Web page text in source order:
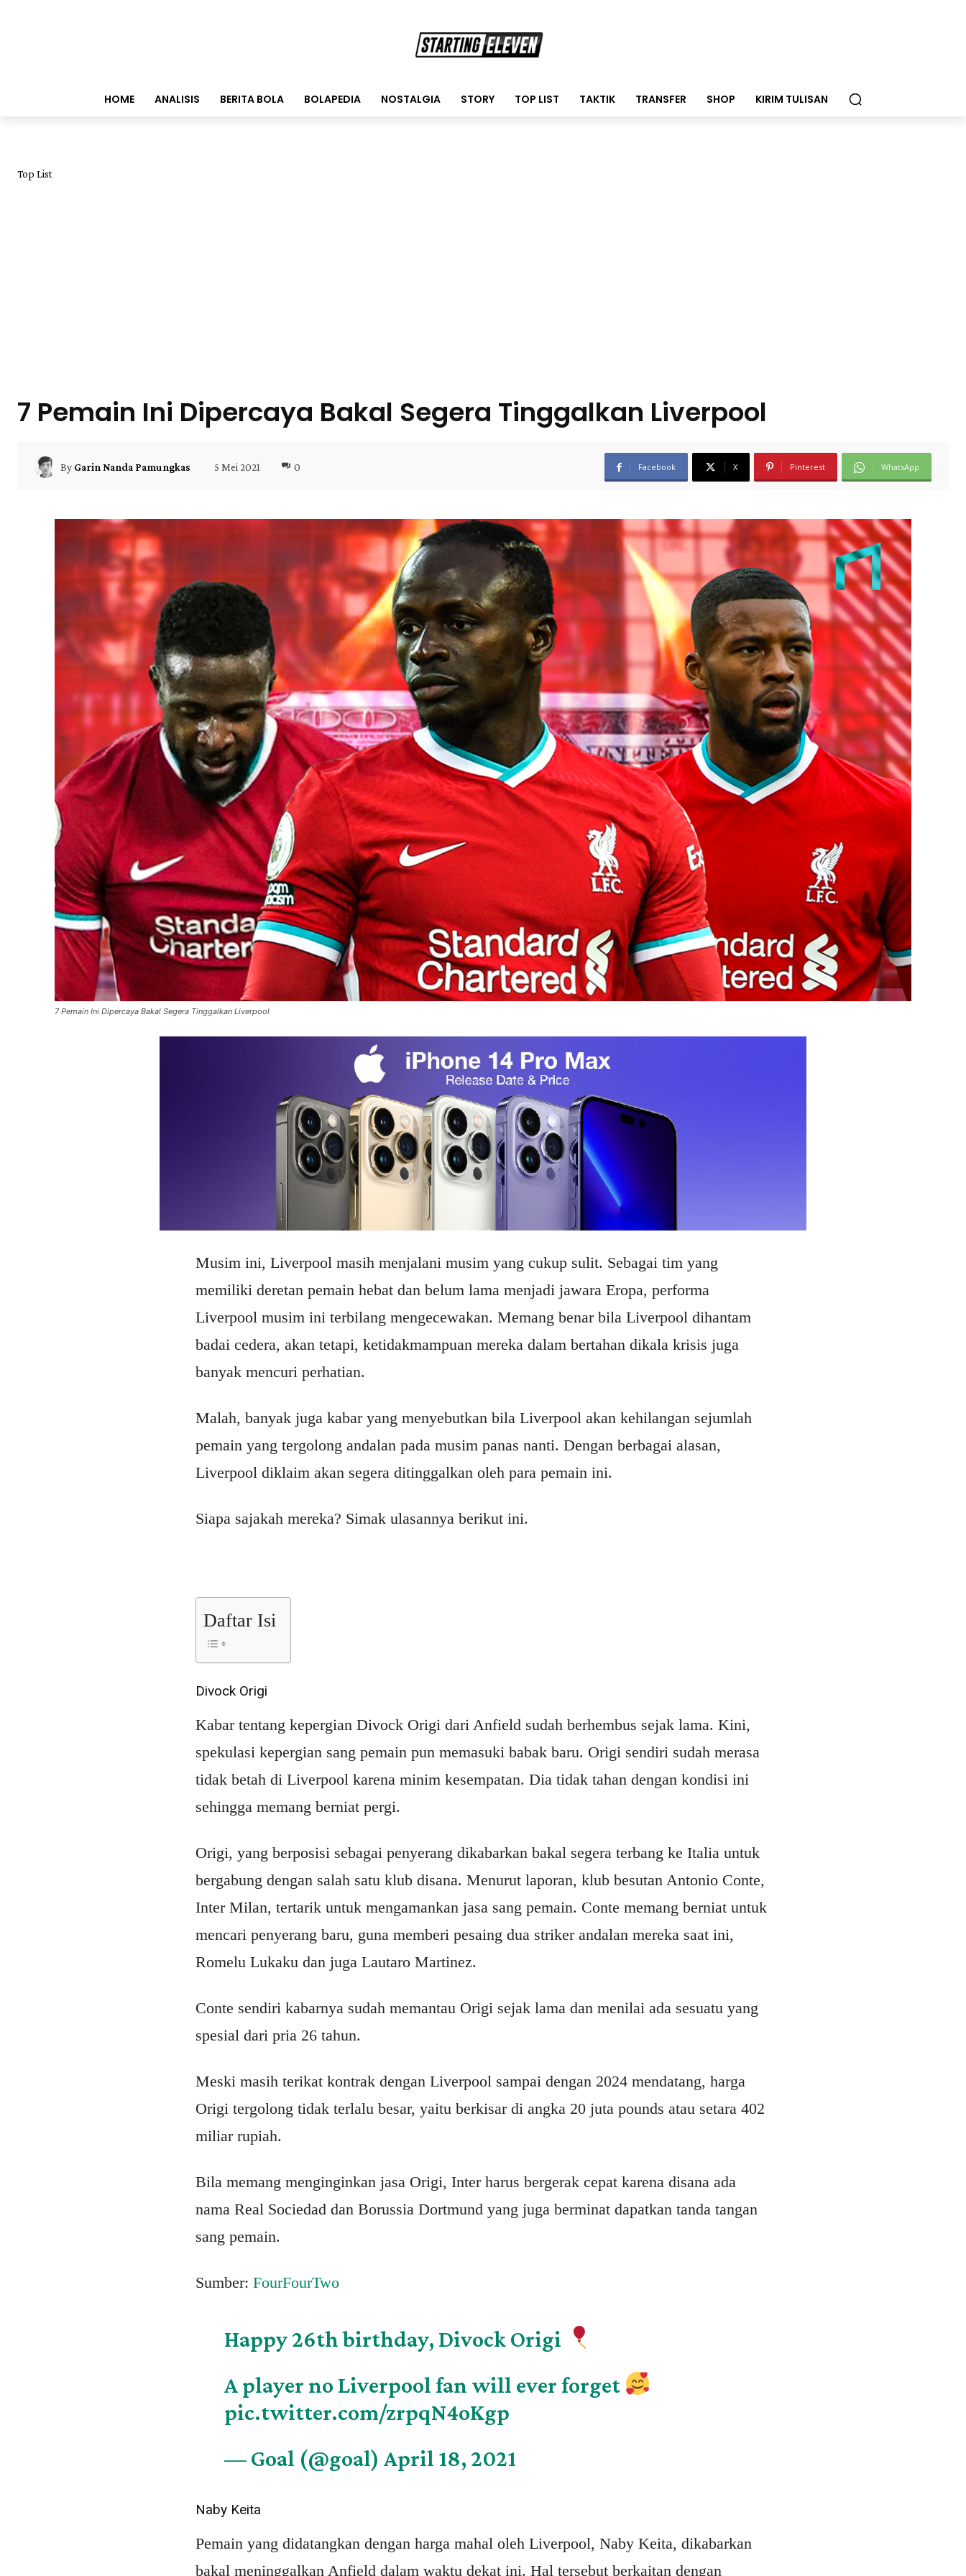
HOME ANALISIS BERITA BOLA BOLAPEDIA NOSTALGIA STORY TOP LIST TAKTIK TRANSFER SHOP KIRIM TULISAN
Top List
7 Pemain Ini Dipercaya Bakal Segera Tinggalkan Liverpool
By Garin Nanda Pamungkas 5 Mei 2021 0 Facebook X Pinterest WhatsApp
7 Pemain Ini Dipercaya Bakal Segera Tinggalkan Liverpool
Musim ini, Liverpool masih menjalani musim yang cukup sulit. Sebagai tim yang
memiliki deretan pemain hebat dan belum lama menjadi jawara Eropa, performa
Liverpool musim ini terbilang mengecewakan. Memang benar bila Liverpool dihantam
badai cedera, akan tetapi, ketidakmampuan mereka dalam bertahan dikala krisis juga
banyak mencuri perhatian.
Malah, banyak juga kabar yang menyebutkan bila Liverpool akan kehilangan sejumlah
pemain yang tergolong andalan pada musim panas nanti. Dengan berbagai alasan,
Liverpool diklaim akan segera ditinggalkan oleh para pemain ini.
Siapa sajakah mereka? Simak ulasannya berikut ini.
Daftar Isi
Divock Origi
Kabar tentang kepergian Divock Origi dari Anfield sudah berhembus sejak lama. Kini,
spekulasi kepergian sang pemain pun memasuki babak baru. Origi sendiri sudah merasa
tidak betah di Liverpool karena minim kesempatan. Dia tidak tahan dengan kondisi ini
sehingga memang berniat pergi.
Origi, yang berposisi sebagai penyerang dikabarkan bakal segera terbang ke Italia untuk
bergabung dengan salah satu klub disana. Menurut laporan, klub besutan Antonio Conte,
Inter Milan, tertarik untuk mengamankan jasa sang pemain. Conte memang berniat untuk
mencari penyerang baru, guna memberi pesaing dua striker andalan mereka saat ini,
Romelu Lukaku dan juga Lautaro Martinez.
Conte sendiri kabarnya sudah memantau Origi sejak lama dan menilai ada sesuatu yang
spesial dari pria 26 tahun.
Meski masih terikat kontrak dengan Liverpool sampai dengan 2024 mendatang, harga
Origi tergolong tidak terlalu besar, yaitu berkisar di angka 20 juta pounds atau setara 402
miliar rupiah.
Bila memang menginginkan jasa Origi, Inter harus bergerak cepat karena disana ada
nama Real Sociedad dan Borussia Dortmund yang juga berminat dapatkan tanda tangan
sang pemain.
Sumber: FourFourTwo
Happy 26th birthday, Divock Origi
A player no Liverpool fan will ever forget
pic.twitter.com/zrpqN4oKgp
— Goal (@goal) April 18, 2021
Naby Keita
Pemain yang didatangkan dengan harga mahal oleh Liverpool, Naby Keita, dikabarkan
bakal meninggalkan Anfield dalam waktu dekat ini. Hal tersebut berkaitan dengan